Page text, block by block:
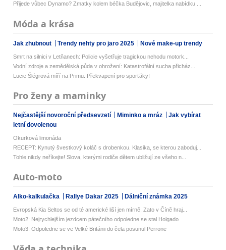
Přijede vůbec Dynamo? Zmatky kolem béčka Budějovic, majitelka nabídku ...
Móda a krása
Jak zhubnout Trendy nehty pro jaro 2025 Nové make-up trendy
Smrt na silnici v Letňanech: Policie vyšetřuje tragickou nehodu motork...
Vodní zdroje a zemědělská půda v ohrožení: Katastrofální sucha přicház...
Lucie Šlégrová míří na Primu. Překvapení pro sporťáky!
Pro ženy a maminky
Nejčastější novoroční předsevzetí Miminko a mráz
Jak vybírat
letní dovolenou
Okurková limonáda
RECEPT: Kynutý švestkový koláč s drobenkou. Klasika, se kterou zaboduj...
Tohle nikdy neříkejte! Slova, kterými rodiče dětem ubližují ze všeho n...
Auto-moto
Alko-kalkulačka Rallye Dakar 2025 Dálniční známka 2025
Evropská Kia Seltos se od té americké liší jen mírně. Zato v Číně hraj...
Moto2: Nejrychlejším jezdcem pátečního odpoledne se stal Holgado
Moto3: Odpoledne se ve Velké Británii do čela posunul Perrone